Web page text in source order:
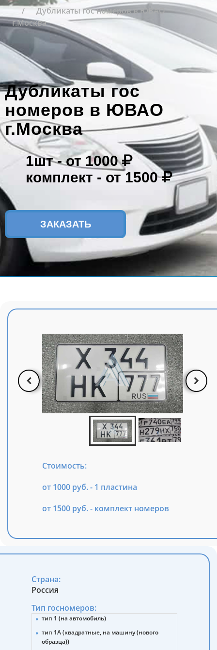
Дубликаты гос номеров в ЮВАО
г.Москва
Дубликаты гос
номеров в ЮВАО
г.Москва
1шт -от 1000
комплект - от 1500
ЗАКАЗАТЬ
Стоимость:
от 1000 руб. - 1 пластина
от 1500 руб. - комплект номеров
Страна:
Россия
Тип госномеров:
тип 1 (на автомобиль)
тип 1А (квадратные, на машину (нового
образца))